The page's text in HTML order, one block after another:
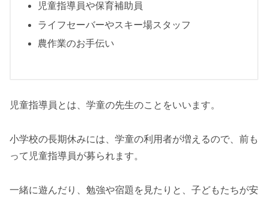
児童指導員や保育補助員
ライフセーバーやスキー場スタッフ
農作業のお手伝い
児童指導員とは、学童の先生のことをいいます。
小学校の長期休みには、学童の利用者が増えるので、前も
って児童指導員が募られます。
一緒に遊んだり、勉強や宿題を見たりと、子どもたちが安